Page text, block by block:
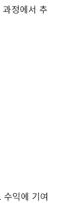
과정에서 추
수익에 기여